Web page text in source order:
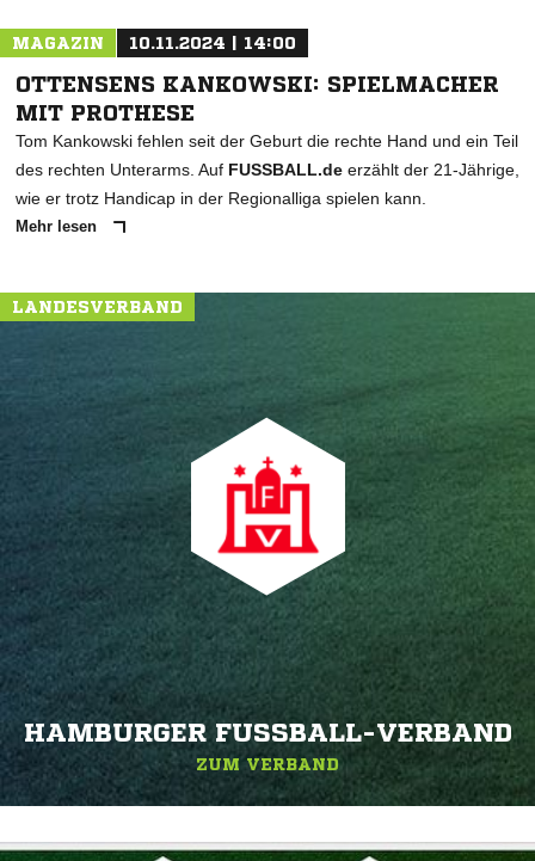
MAGAZIN 10.11.2024 | 14:00
OTTENSENS KANKOWSKI: SPIELMACHER
MIT PROTHESE
Tom Kankowski fehlen seit der Geburt die rechte Hand und ein Teil
des rechten Unterarms. Auf FUSSBALL.de erzählt der 21-Jährige,
wie er trotz Handicap in der Regionalliga spielen kann.
Mehr lesen
LANDESVERBAND
HAMBURGER FUSSBALL-VERBAND
ZUM VERBAND